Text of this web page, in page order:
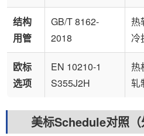
结构
用管
GB/T 8162-
2018
热
冷
欧标
选项
EN 10210-1
S355J2H
热
轧
美标Schedule对照（